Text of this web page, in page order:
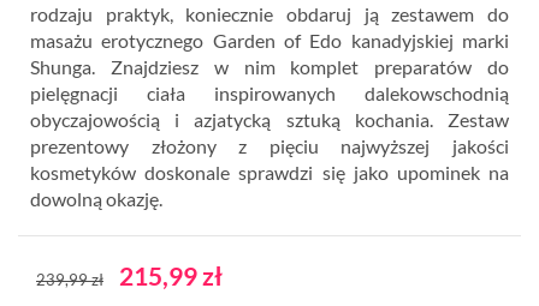
rodzaju praktyk, koniecznie obdaruj ją zestawem do
masażu erotycznego Garden of Edo kanadyjskiej marki
Shunga. Znajdziesz w nim komplet preparatów do
pielęgnacji ciała inspirowanych dalekowschodnią
obyczajowością i azjatycką sztuką kochania. Zestaw
prezentowy złożony z pięciu najwyższej jakości
kosmetyków doskonale sprawdzi się jako upominek na
dowolną okazję.
239,99 zł 215,99 zł